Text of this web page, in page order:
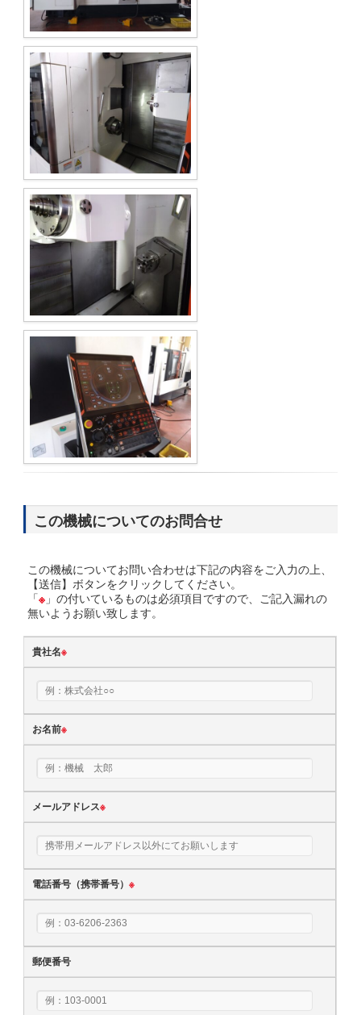
この機械についてのお問合せ
この機械についてお問い合わせは下記の内容をご入力の上、
【送信】ボタンをクリックしてください。
「※ 」の付いているものは必須項目ですので、ご記入漏れの
無いようお願い致します。
貴社名※
お名前※
メールアドレス※
電話番号（携帯番号）※
郵便番号